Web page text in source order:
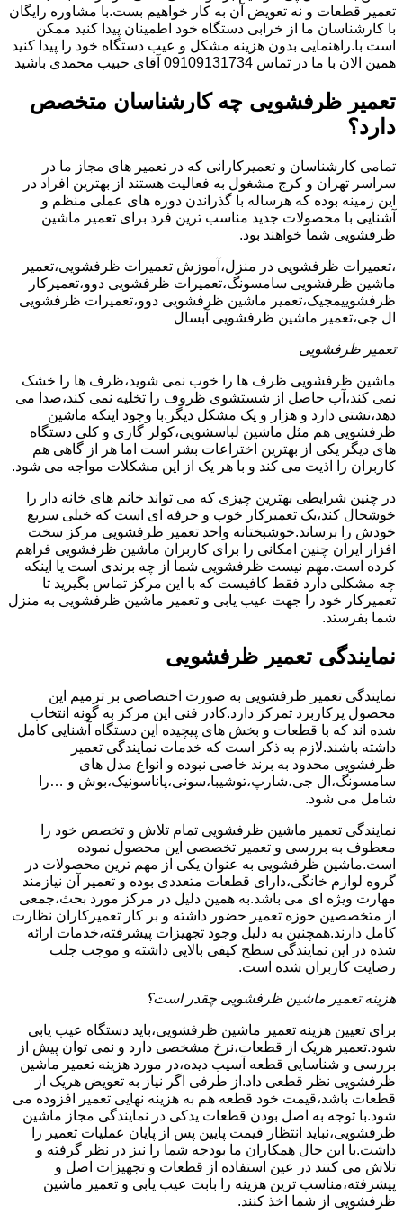
تعمیر قطعات و نه تعویض آن به کار خواهیم بست.با مشاوره رایگان
با کارشناسان ما از خرابی دستگاه خود اطمینان پیدا کنید ممکن
است با.راهنمایی بدون هزینه مشکل و عیب دستگاه خود را پیدا کنید
همین الان با ما در تماس 09109131734 آقای حبیب محمدی باشید
تعمیر ظرفشویی چه کارشناسان متخصص
دارد؟
تمامی کارشناسان و تعمیرکارانی که در تعمیر های مجاز ما در
سراسر تهران و کرج مشغول به فعالیت هستند از بهترین افراد در
این زمینه بوده که هرساله با گذراندن دوره های عملی منظم و
آشنایی با محصولات جدید مناسب ترین فرد برای تعمیر ماشین
ظرفشویی شما خواهند بود.
،تعمیرات ظرفشویی در منزل،آموزش تعمیرات ظرفشویی،تعمیر
ماشین ظرفشویی سامسونگ،تعمیرات ظرفشویی دوو،تعمیرکار
ظرفشوییمجیک،تعمیر ماشین ظرفشویی دوو،تعمیرات ظرفشویی
ال جی،تعمیر ماشین ظرفشویی آبسال
تعمیر ظرفشویی
ماشین ظرفشویی ظرف ها را خوب نمی شوید،ظرف ها را خشک
نمی کند،آب حاصل از شستشوی ظروف را تخلیه نمی کند،صدا می
دهد،نشتی دارد و هزار و یک مشکل دیگر.با وجود اینکه ماشین
ظرفشویی هم مثل ماشین لباسشویی،کولر گازی و کلی دستگاه
های دیگر یکی از بهترین اختراعات بشر است اما هر از گاهی هم
کاربران را اذیت می کند و با هر یک از این مشکلات مواجه می شود.
در چنین شرایطی بهترین چیزی که می تواند خانم های خانه دار را
خوشحال کند،یک تعمیرکار خوب و حرفه ای است که خیلی سریع
خودش را برساند.خوشبختانه واحد تعمیر ظرفشویی مرکز سخت
افزار ایران چنین امکانی را برای کاربران ماشین ظرفشویی فراهم
کرده است.مهم نیست ظرفشویی شما از چه برندی است یا اینکه
چه مشکلی دارد فقط کافیست که با این مرکز تماس بگیرید تا
تعمیرکار خود را جهت عیب یابی و تعمیر ماشین ظرفشویی به منزل
شما بفرستد.
نمایندگی تعمیر ظرفشویی
نمایندگی تعمیر ظرفشویی به صورت اختصاصی بر ترمیم این
محصول پرکاربرد تمرکز دارد.کادر فنی این مرکز به گونه انتخاب
شده اند که با قطعات و بخش های پیچیده این دستگاه آشنایی کامل
داشته باشند.لازم به ذکر است که خدمات نمایندگی تعمیر
ظرفشویی محدود به برند خاصی نبوده و انواع مدل های
سامسونگ،ال جی،شارپ،توشیبا،سونی،پاناسونیک،بوش و …را
شامل می شود.
نمایندگی تعمیر ماشین ظرفشویی تمام تلاش و تخصص خود را
معطوف به بررسی و تعمیر تخصصی این محصول نموده
است.ماشین ظرفشویی به عنوان یکی از مهم ترین محصولات در
گروه لوازم خانگی،دارای قطعات متعددی بوده و تعمیر آن نیازمند
مهارت ویژه ای می باشد.به همین دلیل در مرکز مورد بحث،جمعی
از متخصصین حوزه تعمیر حضور داشته و بر کار تعمیرکاران نظارت
کامل دارند.همچنین به دلیل وجود تجهیزات پیشرفته،خدمات ارائه
شده در این نمایندگی سطح کیفی بالایی داشته و موجب جلب
رضایت کاربران شده است.
هزینه تعمیر ماشین ظرفشویی چقدر است؟
برای تعیین هزینه تعمیر ماشین ظرفشویی،باید دستگاه عیب یابی
شود.تعمیر هریک از قطعات،نرخ مشخصی دارد و نمی توان پیش از
بررسی و شناسایی قطعه آسیب دیده،در مورد هزینه تعمیر ماشین
ظرفشویی نظر قطعی داد.از طرفی اگر نیاز به تعویض هریک از
قطعات باشد،قیمت خود قطعه هم به هزینه نهایی تعمیر افزوده می
شود.با توجه به اصل بودن قطعات یدکی در نمایندگی مجاز ماشین
ظرفشویی،نباید انتظار قیمت پایین پس از پایان عملیات تعمیر را
داشت.با این حال همکاران ما بودجه شما را نیز در نظر گرفته و
تلاش می کنند در عین استفاده از قطعات و تجهیزات اصل و
پیشرفته،مناسب ترین هزینه را بابت عیب یابی و تعمیر ماشین
ظرفشویی از شما اخذ کنند.